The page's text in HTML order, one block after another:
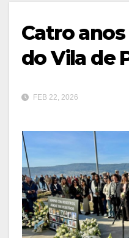
Catro
do Vila de
FEB 22, 2026